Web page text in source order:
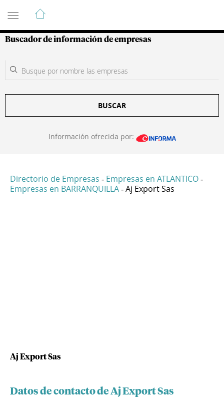
Guía de Empresas Colombianas
Buscador de información de empresas
BUSCAR
Información ofrecida por:
Directorio de Empresas - Empresas en ATLANTICO -
Empresas en BARRANQUILLA - Aj Export Sas
Aj Export Sas
Datos de contacto de Aj Export Sas